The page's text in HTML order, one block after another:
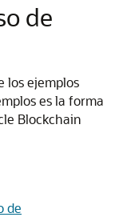
de
los ejemplos
es la forma
Blockchain
de